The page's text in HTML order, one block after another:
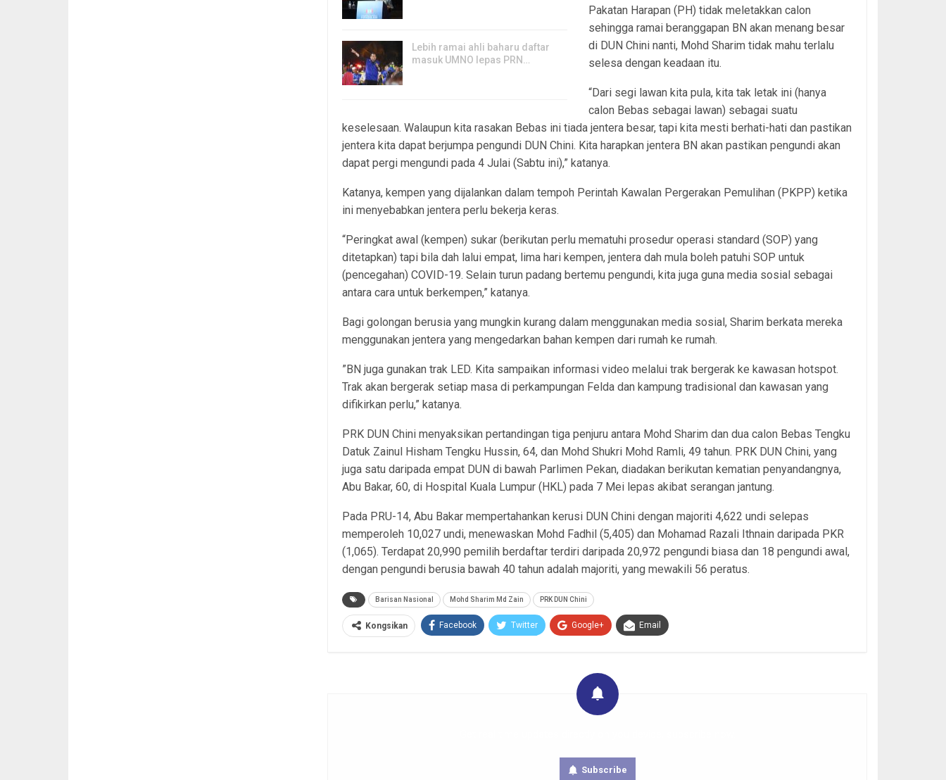
Lebih ramai ahli baharu daftar
masuk UMNO lepas PRN…
Pakatan Harapan (PH) tidak meletakkan calon
sehingga ramai beranggapan BN akan menang besar
di DUN Chini nanti, Mohd Sharim tidak mahu terlalu
selesa dengan keadaan itu.
“Dari segi lawan kita pula, kita tak letak ini (hanya
calon Bebas sebagai lawan) sebagai suatu
keselesaan. Walaupun kita rasakan Bebas ini tiada jentera besar, tapi kita mesti berhati-hati dan pastikan
jentera kita dapat berjumpa pengundi DUN Chini. Kita harapkan jentera BN akan pastikan pengundi akan
dapat pergi mengundi pada 4 Julai (Sabtu ini),” katanya.
Katanya, kempen yang dijalankan dalam tempoh Perintah Kawalan Pergerakan Pemulihan (PKPP) ketika
ini menyebabkan jentera perlu bekerja keras.
“Peringkat awal (kempen) sukar (berikutan perlu mematuhi prosedur operasi standard (SOP) yang
ditetapkan) tapi bila dah lalui empat, lima hari kempen, jentera dah mula boleh patuhi SOP untuk
(pencegahan) COVID-19. Selain turun padang bertemu pengundi, kita juga guna media sosial sebagai
antara cara untuk berkempen,” katanya.
Bagi golongan berusia yang mungkin kurang dalam menggunakan media sosial, Sharim berkata mereka
menggunakan jentera yang mengedarkan bahan kempen dari rumah ke rumah.
”BN juga gunakan trak LED. Kita sampaikan informasi video melalui trak bergerak ke kawasan hotspot.
Trak akan bergerak setiap masa di perkampungan Felda dan kampung tradisional dan kawasan yang
difikirkan perlu,” katanya.
PRK DUN Chini menyaksikan pertandingan tiga penjuru antara Mohd Sharim dan dua calon Bebas Tengku
Datuk Zainul Hisham Tengku Hussin, 64, dan Mohd Shukri Mohd Ramli, 49 tahun. PRK DUN Chini, yang
juga satu daripada empat DUN di bawah Parlimen Pekan, diadakan berikutan kematian penyandangnya,
Abu Bakar, 60, di Hospital Kuala Lumpur (HKL) pada 7 Mei lepas akibat serangan jantung.
Pada PRU-14, Abu Bakar mempertahankan kerusi DUN Chini dengan majoriti 4,622 undi selepas
memperoleh 10,027 undi, menewaskan Mohd Fadhil (5,405) dan Mohamad Razali Ithnain daripada PKR
(1,065). Terdapat 20,990 pemilih berdaftar terdiri daripada 20,972 pengundi biasa dan 18 pengundi awal,
dengan pengundi berusia bawah 40 tahun adalah majoriti, yang mewakili 56 peratus.
Barisan Nasional Mohd Sharim Md Zain PRK DUN Chini
Kongsikan Facebook Twitter Google+ Email
Subscribe